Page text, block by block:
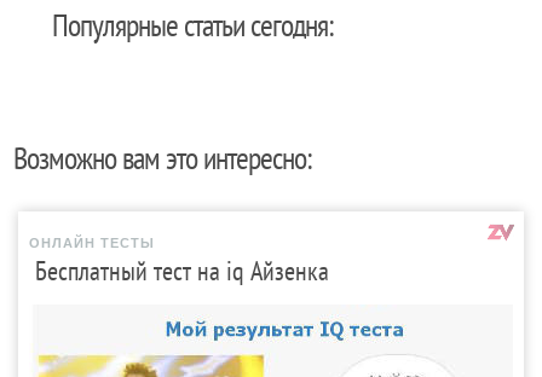
Популярные статьи сегодня:
Возможно вам это интересно:
ОНЛАЙН ТЕСТЫ
Бесплатный тест на iq Айзенка